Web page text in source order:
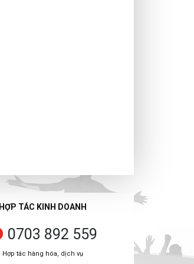
HỢP TÁC KINH DOANH
0703 892 559
Hợp tác hàng hóa, dịch vụ